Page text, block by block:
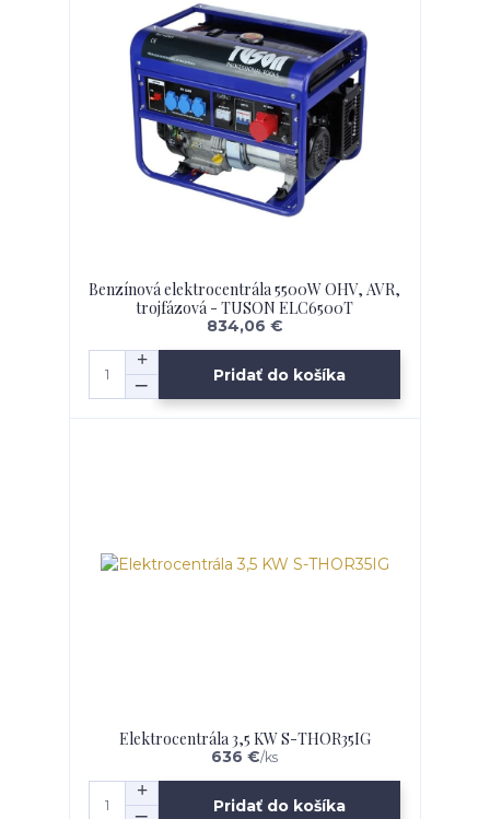
Benzínová elektrocentrála 5500W OHV, AVR,
trojfázová - TUSON ELC6500T
834,06 €
Pridať do košíka
Elektrocentrála 3,5 KW S-THOR35IG
636 €/ks
Pridať do košíka